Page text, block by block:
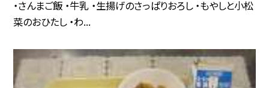
・さんまご飯 ・牛乳 ・生揚げのさっぱりおろし ・もやしと小松
菜のおひたし ・わ...